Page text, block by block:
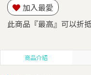
加入最愛
此商品『最高』可以折
商品介紹